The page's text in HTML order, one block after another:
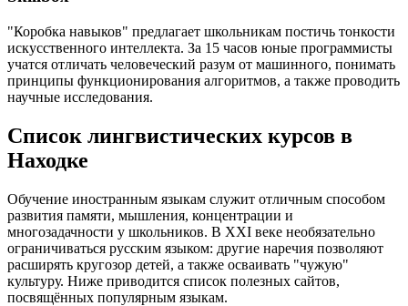
"Коробка навыков" предлагает школьникам постичь тонкости
искусственного интеллекта. За 15 часов юные программисты
учатся отличать человеческий разум от машинного, понимать
принципы функционирования алгоритмов, а также проводить
научные исследования.
Список лингвистических курсов в
Находке
Обучение иностранным языкам служит отличным способом
развития памяти, мышления, концентрации и
многозадачности у школьников. В XXI веке необязательно
ограничиваться русским языком: другие наречия позволяют
расширять кругозор детей, а также осваивать "чужую"
культуру. Ниже приводится список полезных сайтов,
посвящённых популярным языкам.